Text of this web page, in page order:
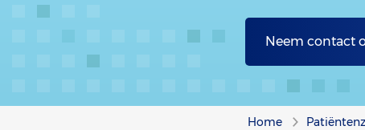
Neem contact
Home